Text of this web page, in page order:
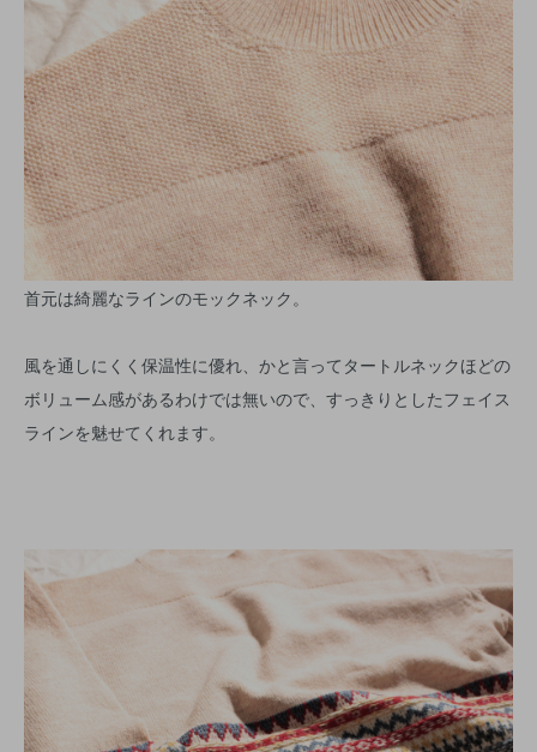
首元は綺麗なラインのモックネック。
風を通しにくく保温性に優れ、かと言ってタートルネックほどの
ボリューム感があるわけでは無いので、すっきりとしたフェイス
ラインを魅せてくれます。